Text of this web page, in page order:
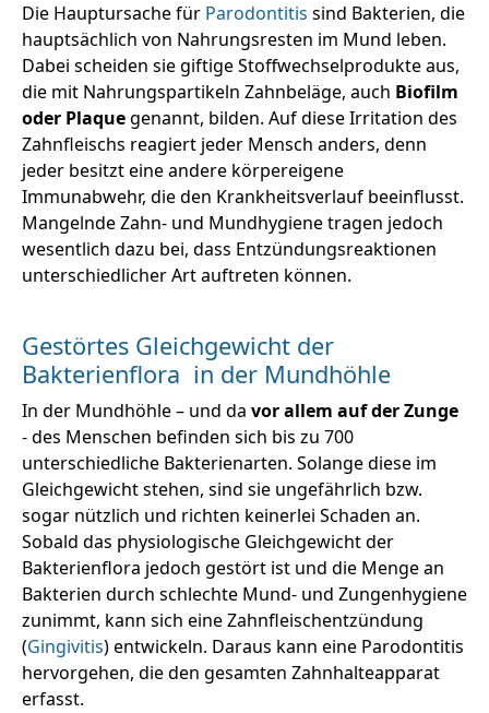
Die Hauptursache für Parodontitis sind Bakterien, die
hauptsächlich von Nahrungsresten im Mund leben.
Dabei scheiden sie giftige Stoffwechselprodukte aus,
die mit Nahrungspartikeln Zahnbeläge, auch Biofilm
oder Plaquegenannt, bilden. Auf diese Irritation des
Zahnfleischs reagiert jeder Mensch anders, denn
jeder besitzt eine andere körpereigene
Immunabwehr, die den Krankheitsverlauf beeinflusst.
Mangelnde Zahn- und Mundhygiene tragen jedoch
wesentlich dazu bei, dass Entzündungsreaktionen
unterschiedlicher Art auftreten können.
Gestörtes Gleichgewicht der
Bakterienflora in der Mundhöhle
In der Mundhöhle – und da vor allem auf der Zunge
- des Menschen befinden sich bis zu 700
unterschiedliche Bakterienarten. Solange diese im
Gleichgewicht stehen, sind sie ungefährlich bzw.
sogar nützlich und richten keinerlei Schaden an.
Sobald das physiologische Gleichgewicht der
Bakterienflora jedoch gestört ist und die Menge an
Bakterien durch schlechte Mund- und Zungenhygiene
zunimmt, kann sich eine Zahnfleischentzündung
(Gingivitis) entwickeln. Daraus kann eine Parodontitis
hervorgehen, die den gesamten Zahnhalteapparat
erfasst.